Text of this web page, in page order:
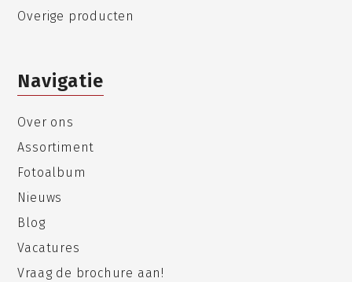
Overige producten
Navigatie
Over ons
Assortiment
Fotoalbum
Nieuws
Blog
Vacatures
Vraag de brochure aan!